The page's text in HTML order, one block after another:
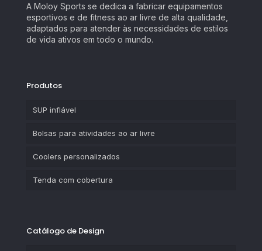
A Moloy Sports se dedica a fabricar equipamentos
esportivos e de fitness ao ar livre de alta qualidade,
adaptados para atender às necessidades de estilos
de vida ativos em todo o mundo.
Produtos
SUP inflável
Bolsas para atividades ao ar livre
Coolers personalizados
Tenda com cobertura
Catálogo de Design